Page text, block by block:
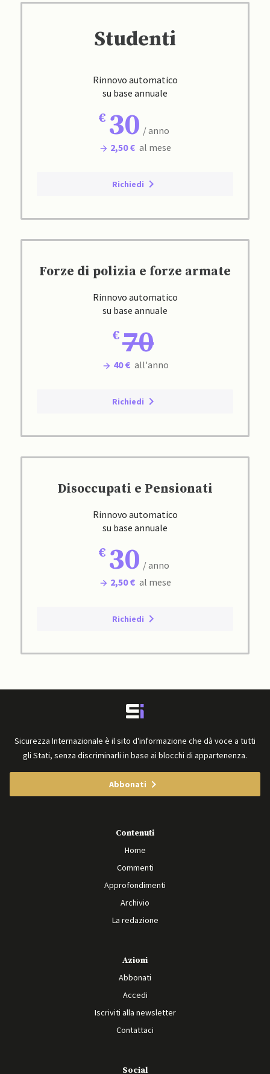
Studenti
Rinnovo automatico
su base annuale
30 / anno
2,50 € al mese
Richiedi
Forze di polizia e forze armate
Rinnovo automatico
su base annuale
70
40 € all'anno
Richiedi
Disoccupati e Pensionati
Rinnovo automatico
su base annuale
30 / anno
2,50 € al mese
Richiedi
Sicurezza Internazionale è il sito d'informazione che dà voce a tutti
gli Stati, senza discriminarli in base ai blocchi di appartenenza.
Abbonati
Contenuti
Home
Commenti
Approfondimenti
Archivio
La redazione
Azioni
Abbonati
Accedi
Iscriviti alla newsletter
Contattaci
Social